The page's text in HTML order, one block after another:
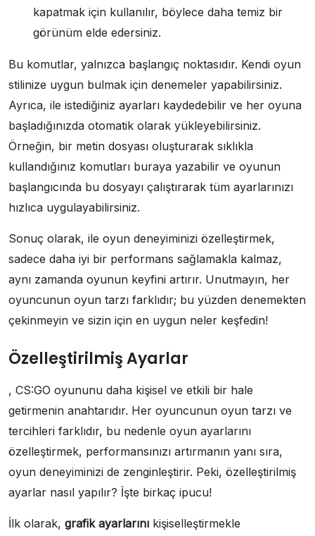
kapatmak için kullanılır, böylece daha temiz bir
görünüm elde edersiniz.
Bu komutlar, yalnızca başlangıç noktasıdır. Kendi oyun
stilinize uygun bulmak için denemeler yapabilirsiniz.
Ayrıca, ile istediğiniz ayarları kaydedebilir ve her oyuna
başladığınızda otomatik olarak yükleyebilirsiniz.
Örneğin, bir metin dosyası oluşturarak sıklıkla
kullandığınız komutları buraya yazabilir ve oyunun
başlangıcında bu dosyayı çalıştırarak tüm ayarlarınızı
hızlıca uygulayabilirsiniz.
Sonuç olarak, ile oyun deneyiminizi özelleştirmek,
sadece daha iyi bir performans sağlamakla kalmaz,
aynı zamanda oyunun keyfini artırır. Unutmayın, her
oyuncunun oyun tarzı farklıdır; bu yüzden denemekten
çekinmeyin ve sizin için en uygun neler keşfedin!
Özelleştirilmiş Ayarlar
, CS:GO oyununu daha kişisel ve etkili bir hale
getirmenin anahtarıdır. Her oyuncunun oyun tarzı ve
tercihleri farklıdır, bu nedenle oyun ayarlarını
özelleştirmek, performansınızı artırmanın yanı sıra,
oyun deneyiminizi de zenginleştirir. Peki, özelleştirilmiş
ayarlar nasıl yapılır? İşte birkaç ipucu!
İlk olarak, grafik ayarlarını kişiselleştirmekle